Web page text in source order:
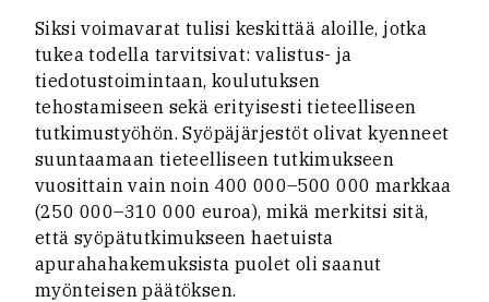
Siksi voimavarat tulisi keskittää aloille, jotka
tukea todella tarvitsivat: valistus- ja
tiedotustoimintaan, koulutuksen
tehostamiseen sekä erityisesti tieteelliseen
tutkimustyöhön. Syöpäjärjestöt olivat kyenneet
suuntaamaan tieteelliseen tutkimukseen
vuosittain vain noin 400 000–500 000 markkaa
(250 000–310 000 euroa), mikä merkitsi sitä,
että syöpätutkimukseen haetuista
apurahahakemuksista puolet oli saanut
myönteisen päätöksen.